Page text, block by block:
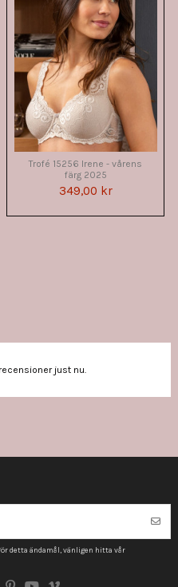
Trofé 15256 Irene - vårens
färg 2025
349,00 kr
just nu.
detta ändamål, vänligen hitta vår